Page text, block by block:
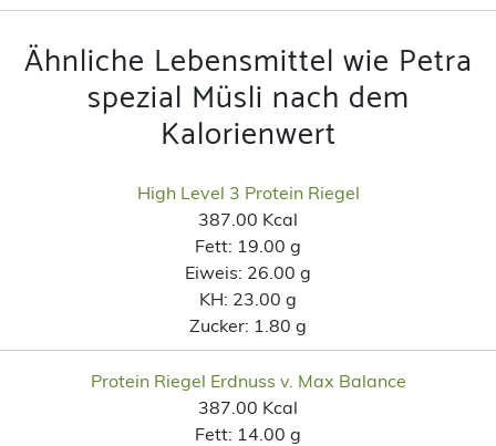
Ähnliche Lebensmittel wie Petra
spezial Müsli nach dem
Kalorienwert
High Level 3 Protein Riegel
387.00 Kcal
Fett: 19.00 g
Eiweis: 26.00 g
KH: 23.00 g
Zucker: 1.80 g
Protein Riegel Erdnuss v. Max Balance
387.00 Kcal
Fett: 14.00 g